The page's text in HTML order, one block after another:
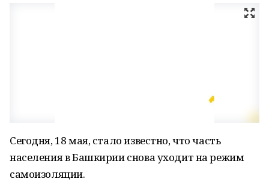
Сегодня, 18 мая, стало известно, что часть
населения в Башкирии снова уходит на режим
самоизоляции.